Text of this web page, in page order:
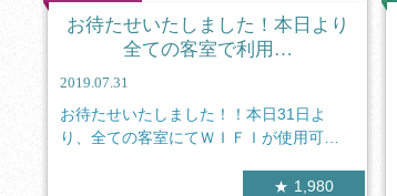
お待たせいたしました！本日より
全ての客室で利用…
2019.07.31
お待たせいたしました！！本日31日よ
り、全ての客室にてＷＩＦＩが使用可能
1,980